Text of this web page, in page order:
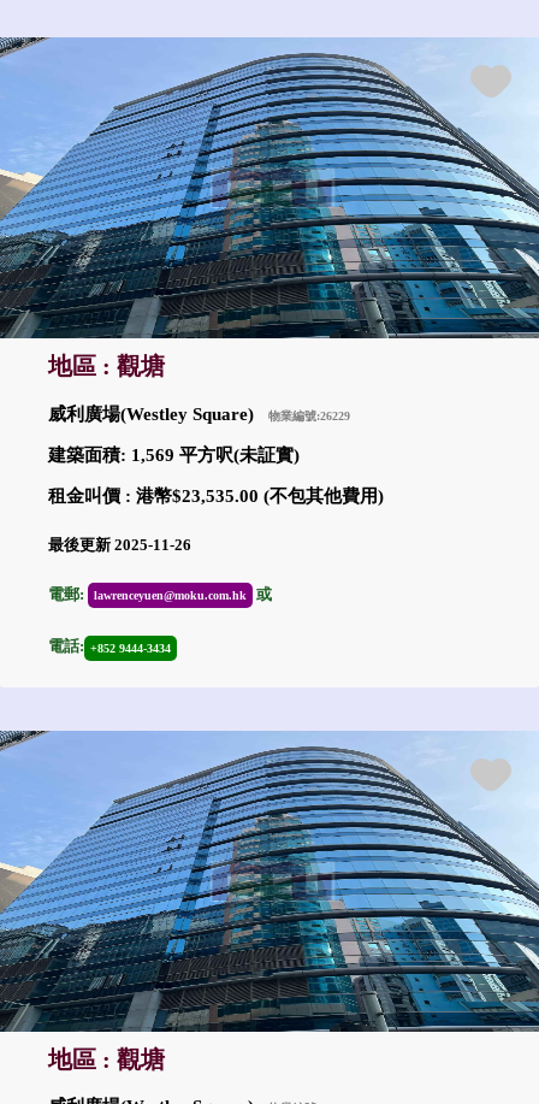
地區 : 觀塘
威利廣場(Westley Square) 物業編號:26229
建築面積: 1,569 平方呎(未証實)
租金叫價 : 港幣$23,535.00 (不包其他費用)
最後更新 2025-11-26
電郵: lawrenceyuen@moku.com.hk 或
電話: +852 9444-3434
地區 : 觀塘